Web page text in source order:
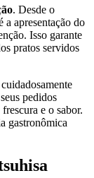
. Desde o
a apresentação do
Isso garante
pratos servidos
pedidos
e o sabor.
gastronômica